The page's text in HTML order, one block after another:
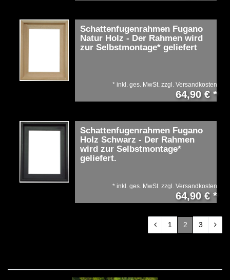
Schattenfugenrahmen Fugano
Natur Holz - Der Rahmen wird
zur Selbstmontage* geliefert
64,90 € *
* inkl. ges. MwSt. zzgl. Versandkosten
Schattenfugenrahmen Fugano
Holz Schwarz - Der Rahmen
wird zur Selbstmontage*
geliefert.
64,90 € *
* inkl. ges. MwSt. zzgl. Versandkosten
1 2 3